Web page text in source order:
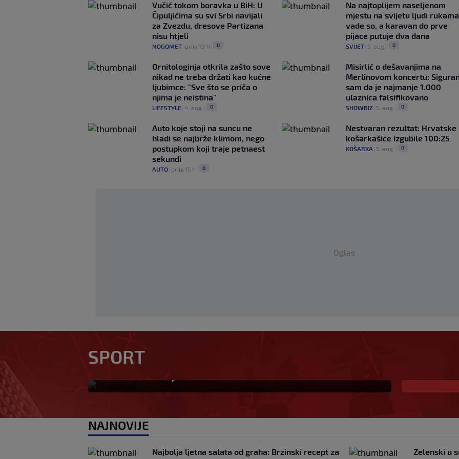
Vučić tokom boravka u BiH: U
Čipuljićima su svi Srbi navijali
za Zvezdu, dresove Partizana
nisu htjeli
NOGOMET prije 13 h 0
Na najtoplijem naseljenom
mjestu na svijetu ljudi rukama
vade so, a karavan do prve
pijace putuje dva dana
SVIJET| 5. aug. 0
Ornitologinja otkrila zašto sove
nikad ne treba držati kao kućne
ljubimce: "Sve što se priča o
njima je neistina"
LIFESTYLE 4. aug. 0
Misirlić o dešavanjima na
Merlinovom koncertu:
sam da je najmanje 1.000
ulaznica falsifikovano
SHOWBIZ| 5. aug. 0
Auto koje stoji na suncu ne
hladi se najbrže klimom, nego
postupkom koji traje petnaest
sekundi
AUTO prije 15 h 0
Nestvaran rezultat: Hrvatske
košarkašice izgubile 100:25
KOŠARKA 5. aug. 0
Oglas
SPORT
Salzburgu donio pobjedu (VIDEO)
NAJNOVIJE
Najbolja ljetna salata od graha: Brzinski recept za
Zelenski u